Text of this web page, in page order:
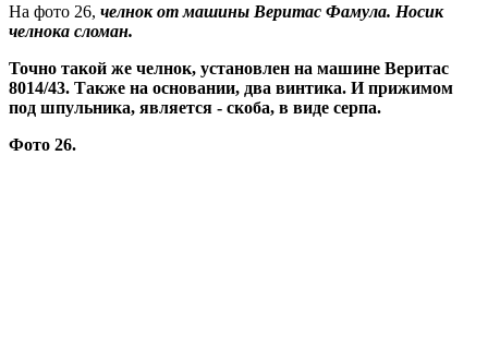
На фото 26, челнок от машины Веритас Фамула. Носик
челнока сломан.
Точно такой же челнок, установлен на машине Веритас
8014/43. Также на основании, два винтика. И прижимом
под шпульника, является - скоба, в виде серпа.
Фото 26.